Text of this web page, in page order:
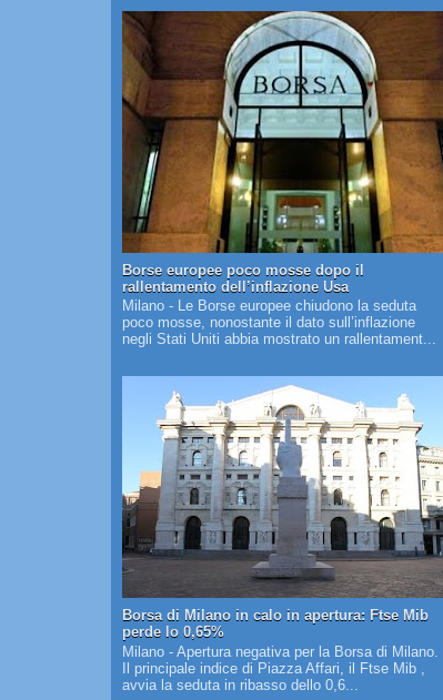
Borse europee poco mosse dopo il
rallentamento dell’inflazione Usa
Milano - Le Borse europee chiudono la seduta
poco mosse, nonostante il dato sull’inflazione
negli Stati Uniti abbia mostrato un rallentament...
Borsa di Milano in calo in apertura: Ftse Mib
perde lo 0,65%
Milano - Apertura negativa per la Borsa di Milano.
Il principale indice di Piazza Affari, il Ftse Mib ,
avvia la seduta in ribasso dello 0,6...